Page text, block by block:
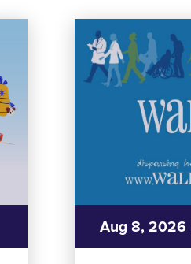
Aug 8, 2026